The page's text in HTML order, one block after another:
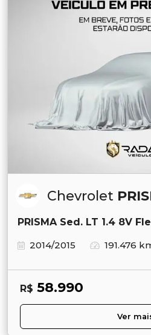
Chevrolet
PRISMA Sed. LT 1.4 8V
2014/2015
191.476
R$ 58.990
Ver